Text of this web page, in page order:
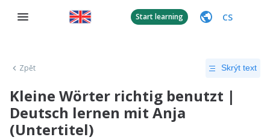
Start learning CS
Zpět Skrýt text
Kleine Wörter richtig benutzt |
Deutsch lernen mit Anja
(Untertitel)